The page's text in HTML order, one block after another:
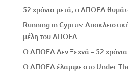
52 χρόνια μετά, ο ΑΠΟΕΛ
Running in Cyprus:
μέλη του ΑΠΟΕΛ
Ο ΑΠΟΕΛ Δεν Ξεχνά – 52 χρόνια
Ο ΑΠΟΕΛ έλαμψε στο Under